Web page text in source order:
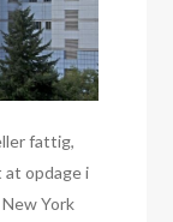
fattig,
at opdage i
York